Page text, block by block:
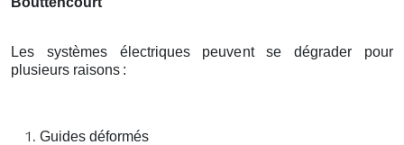
Les systèmes électriques peuvent se dégrader pour
plusieurs raisons :
Guides déformés